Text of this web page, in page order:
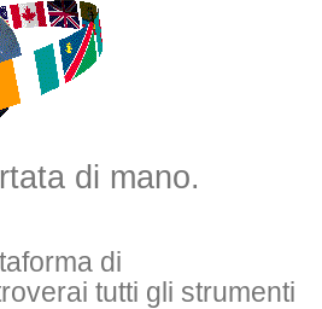
di mano.
di
tutti gli strumenti